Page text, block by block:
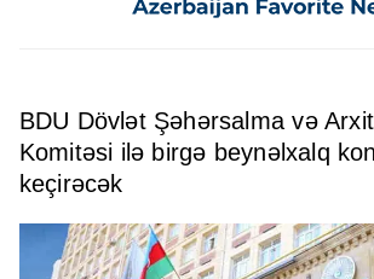
BDU Dövlət Şəhərsalma və
Komitəsi ilə birgə beynəlxalq
keçirəcək